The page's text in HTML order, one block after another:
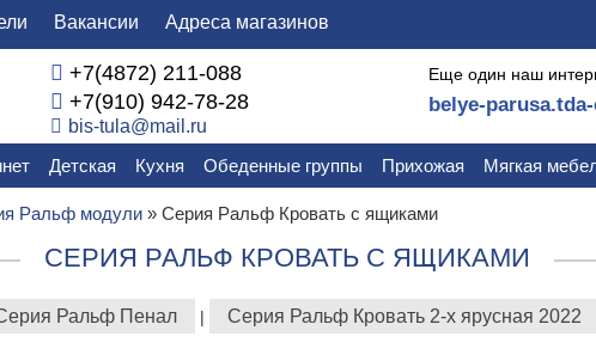
Вакансии Адреса магазинов
+7(4872) 211-088
+7(910) 942-78-28
bis-tula@mail.ru
Еще один наш
belye-
Детская Кухня Обеденные группы Прихожая Мягкая
Ральф модули »Серия Ральф Кровать с ящиками
СЕРИЯ РАЛЬФ КРОВАТЬ С ЯЩИКАМИ
Ральф Пенал | Серия Ральф Кровать 2-х ярусная 2022